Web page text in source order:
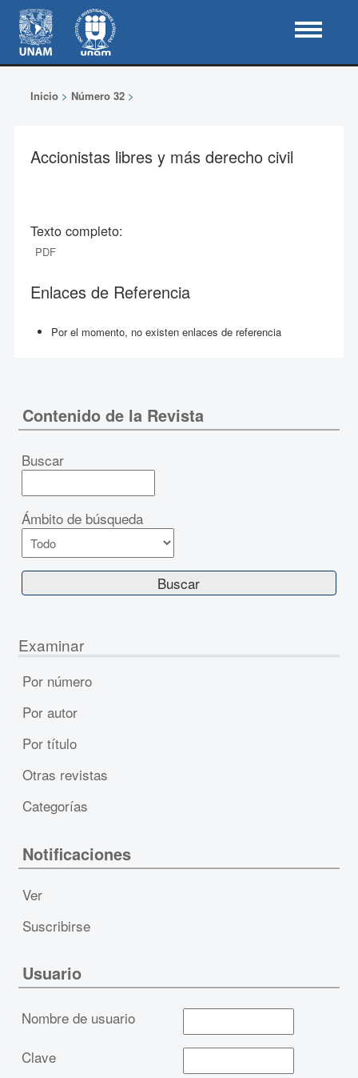
Inicio> Número 32>
Accionistas libres y más derecho civil
Texto completo:
PDF
Enlaces de Referencia
Por el momento, no existen enlaces de referencia
Contenido de la Revista
Buscar
Ámbito de búsqueda
Examinar
Por número
Por autor
Por título
Otras revistas
Categorías
Notificaciones
Ver
Suscribirse
Usuario
Nombre de usuario
Clave